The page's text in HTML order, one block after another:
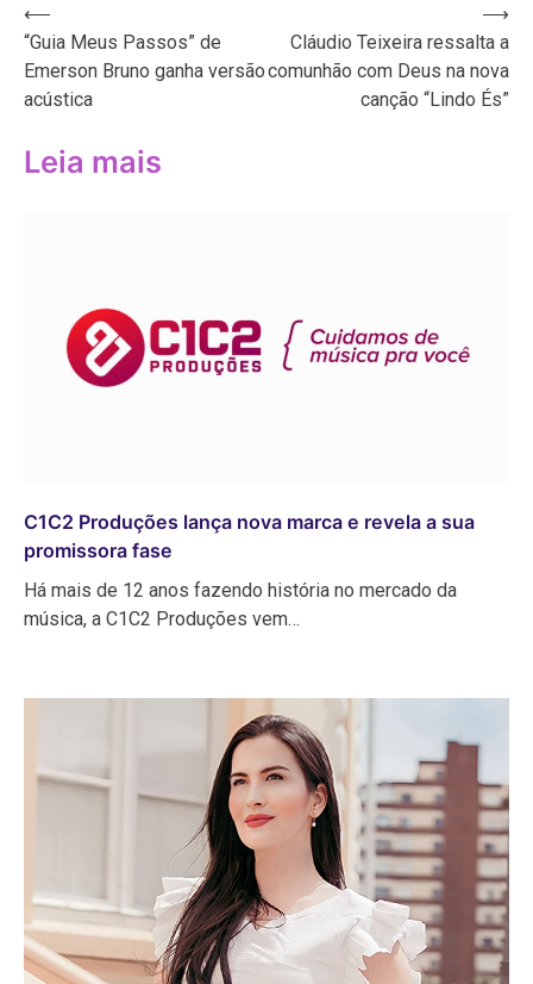
Navegação
de
Post
⟵
“Guia Meus Passos” de
Emerson Bruno ganha versão
acústica
Cláudio Teixeira ressalta a
comunhão com Deus na nova
canção “Lindo És”
⟶
Leia mais
C1C2 Produções lança nova marca e revela a sua
promissora fase
Há mais de 12 anos fazendo história no mercado da
música, a C1C2 Produções vem…